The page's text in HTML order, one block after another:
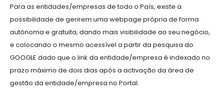
Para as entidades/empresas de todo o País, existe a
possibilidade de gerirem uma webpage própria de forma
autónoma e gratuita, dando mais visibilidade ao seu negócio,
e colocando o mesmo acessível a partir da pesquisa do
GOOGLE dado que o link da entidade/empresa é indexado no
prazo máximo de dois dias após a activação da área de
gestão da entidade/empresa no Portal.